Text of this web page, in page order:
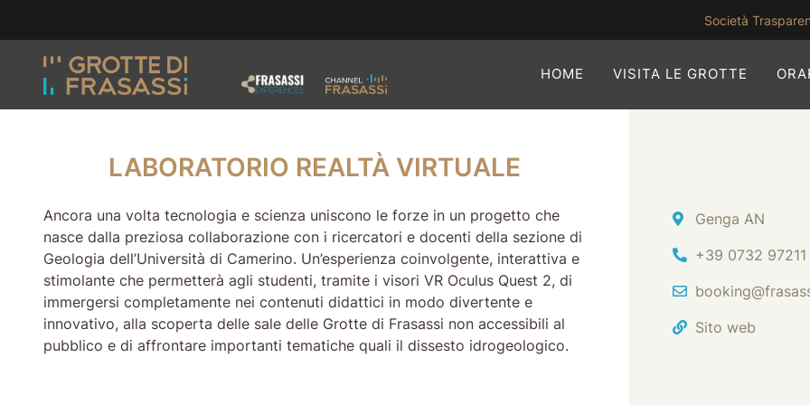
Società
HOME VISITA LE GROTTE
LABORATORIO REALTÀ VIRTUALE
Ancora una volta tecnologia e scienza uniscono le forze in un progetto che
nasce dalla preziosa collaborazione con i ricercatori e docenti della sezione di
Geologia dell’Università di Camerino. Un’esperienza coinvolgente, interattiva e
stimolante che permetterà agli studenti, tramite i visori VR Oculus Quest 2, di
immergersi completamente nei contenuti didattici in modo divertente e
innovativo, alla scoperta delle sale delle Grotte di Frasassi non accessibili al
pubblico e di affrontare importanti tematiche quali il dissesto idrogeologico.
Indirizzo
Genga AN
Tel.
+39 0732 97211
Email
Sito web